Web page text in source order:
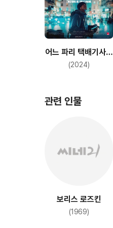
어느 파리 택배기사의
48시간
(2024)
관련 인물
보리스 로즈킨
(1969)